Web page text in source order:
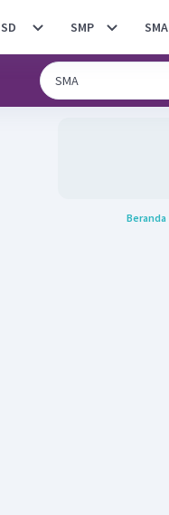
SD SMP SMA
Beranda